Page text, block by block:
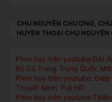
CHU NGUYÊN CHƯƠNG,
HUYỀN THOẠI CHU
Phim hay trên youtube:ĐẠI
Bộ Cổ Trang Trung Quốc
Phim hay trên youtube:
Thuyết Minh, Full HD
Phim hay trên